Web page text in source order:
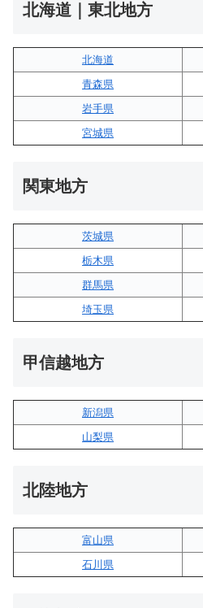
北海道｜東北地方
北海道
青森県
岩手県
宮城県
関東地方
茨城県
栃木県
群馬県
埼玉県
甲信越地方
新潟県
山梨県
北陸地方
富山県
石川県